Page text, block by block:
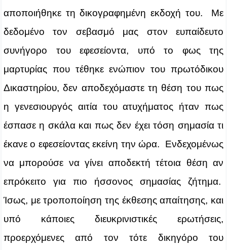
αποποιήθηκε τη δικογραφημένη εκδοχή του. Με
δεδομένο τον σεβασμό μας στον ευπαίδευτο
συνήγορο του εφεσείοντα, υπό το φως της
μαρτυρίας που τέθηκε ενώπιον του πρωτόδικου
Δικαστηρίου, δεν αποδεχόμαστε τη θέση του πως
η γενεσιουργός αιτία του ατυχήματος ήταν πως
έσπασε η σκάλα και πως δεν έχει τόση σημασία τι
έκανε ο εφεσείοντας εκείνη την ώρα. Ενδεχομένως
να μπορούσε να γίνει αποδεκτή τέτοια θέση αν
επρόκειτο για πιο ήσσονος σημασίας ζήτημα.
Ίσως, με τροποποίηση της έκθεσης απαίτησης, και
υπό κάποιες διευκρινιστικές ερωτήσεις,
προερχόμενες από τον τότε δικηγόρο του